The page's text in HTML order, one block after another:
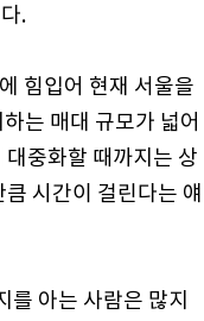
.
힘입어 현재 서울을
는 매대 규모가 넓어
중화할 때까지는 상
시간이 걸린다는 얘
아는 사람은 많지